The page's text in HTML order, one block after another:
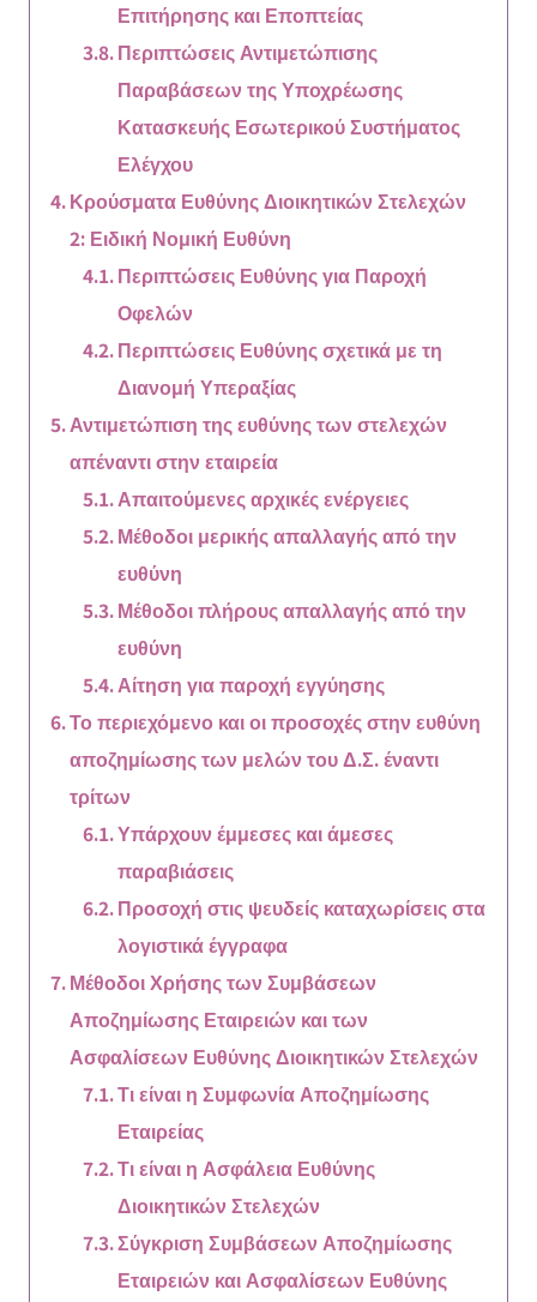
Επιτήρησης και Εποπτείας
Περιπτώσεις Αντιμετώπισης
Παραβάσεων της Υποχρέωσης
Κατασκευής Εσωτερικού Συστήματος
Ελέγχου
Κρούσματα Ευθύνης Διοικητικών Στελεχών
2: Ειδική Νομική Ευθύνη
Περιπτώσεις Ευθύνης για Παροχή
Οφελών
Περιπτώσεις Ευθύνης σχετικά με τη
Διανομή Υπεραξίας
Αντιμετώπιση της ευθύνης των στελεχών
απέναντι στην εταιρεία
Απαιτούμενες αρχικές ενέργειες
Μέθοδοι μερικής απαλλαγής από την
ευθύνη
Μέθοδοι πλήρους απαλλαγής από την
ευθύνη
Αίτηση για παροχή εγγύησης
Το περιεχόμενο και οι προσοχές στην ευθύνη
αποζημίωσης των μελών του Δ.Σ. έναντι
τρίτων
Υπάρχουν έμμεσες και άμεσες
παραβιάσεις
Προσοχή στις ψευδείς καταχωρίσεις στα
λογιστικά έγγραφα
Μέθοδοι Χρήσης των Συμβάσεων
Αποζημίωσης Εταιρειών και των
Ασφαλίσεων Ευθύνης Διοικητικών Στελεχών
Τι είναι η Συμφωνία Αποζημίωσης
Εταιρείας
Τι είναι η Ασφάλεια Ευθύνης
Διοικητικών Στελεχών
Σύγκριση Συμβάσεων Αποζημίωσης
Εταιρειών και Ασφαλίσεων Ευθύνης